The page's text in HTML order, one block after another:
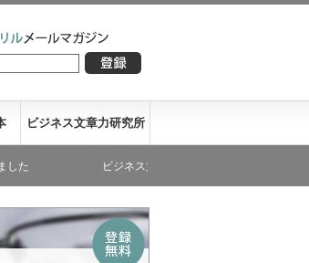
ビジネス文章力研究所
ビジネス文章力が書き下ろした文庫本が発売になりま